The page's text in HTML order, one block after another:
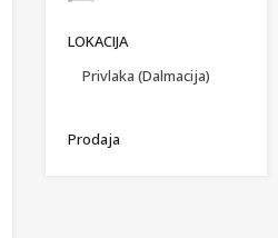
LOKACIJA
Privlaka (Dalmacija)
Prodaja